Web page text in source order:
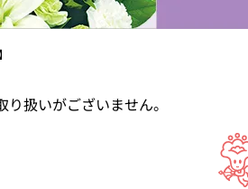
扱いがございません。